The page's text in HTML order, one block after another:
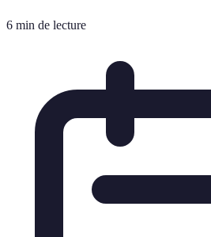
6 min de lecture